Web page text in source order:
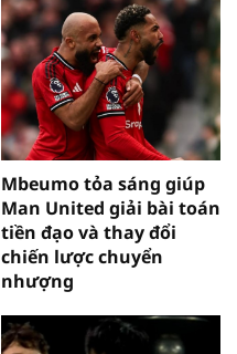
Mbeumo tỏa sáng giúp
Man United giải bài toán
tiền đạo và thay đổi
chiến lược chuyển
nhượng